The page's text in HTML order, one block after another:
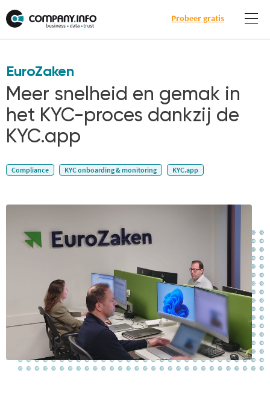
Probeer gratis
EuroZaken
Meer snelheid en gemak in
het KYC-proces dankzij de
KYC.app
Compliance KYC onboarding & monitoring KYC.app